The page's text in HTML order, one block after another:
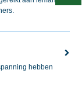
hebben